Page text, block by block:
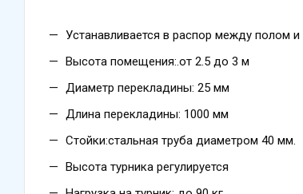
Устанавливается в распор между полом
Высота помещения:.от 2.5 до 3 м
Диаметр перекладины: 25 мм
Длина перекладины: 1000 мм
Стойки:стальная труба диаметром 40 мм.
Высота турника регулируется